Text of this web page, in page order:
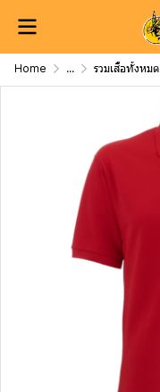
Home ... รวมเสื้อทั้งหมด